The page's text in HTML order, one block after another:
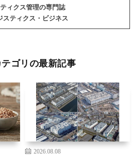
ィクス管理の専門誌
スティクス・ビジネス
テゴリの最新記事
2026.08.08